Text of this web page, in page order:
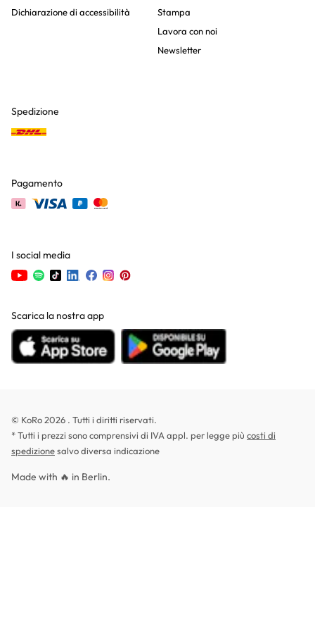
Dichiarazione di accessibilità
Stampa
Lavora con noi
Newsletter
Spedizione
Pagamento
I social media
Scarica la nostra app
© KoRo 2026 . Tutti i diritti riservati.
* Tutti i prezzi sono comprensivi di IVA appl. per legge più costi di
spedizionesalvo diversa indicazione
Made with 🔥 in Berlin.